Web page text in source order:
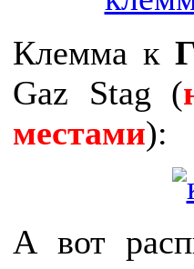
Клемма к
Gaz Stag (
местами):
А вот